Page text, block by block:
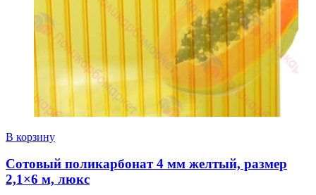
В корзину
Сотовый поликарбонат 4 мм желтый, размер
2,1×6 м, люкс